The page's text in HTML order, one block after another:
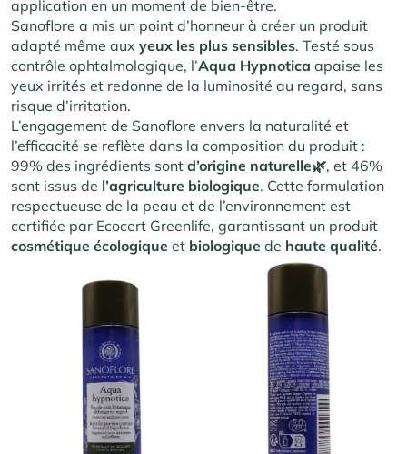
application en un moment de bien-être.
Sanoflore a mis un point d’honneur à créer un produit
adapté même aux yeux les plus sensibles. Testé sous
contrôle ophtalmologique, l’Aqua Hypnotica apaise les
yeux irrités et redonne de la luminosité au regard, sans
risque d’irritation.
L’engagement de Sanoflore envers la naturalité et
l’efficacité se reflète dans la composition du produit :
99% des ingrédients sont d’origine naturelle🌿, et 46%
sont issus de l’agriculture biologique. Cette formulation
respectueuse de la peau et de l’environnement est
certifiée par Ecocert Greenlife, garantissant un produit
cosmétique écologique et biologique de haute qualité.